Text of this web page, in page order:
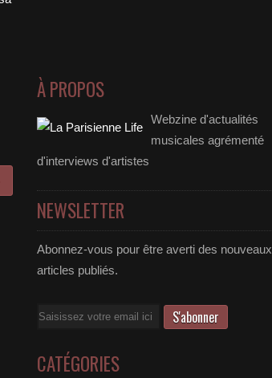
À PROPOS
Webzine d'actualités
musicales agrémenté
d'interviews d'artistes
NEWSLETTER
Abonnez-vous pour être averti des nouveaux
articles publiés.
Email
CATÉGORIES